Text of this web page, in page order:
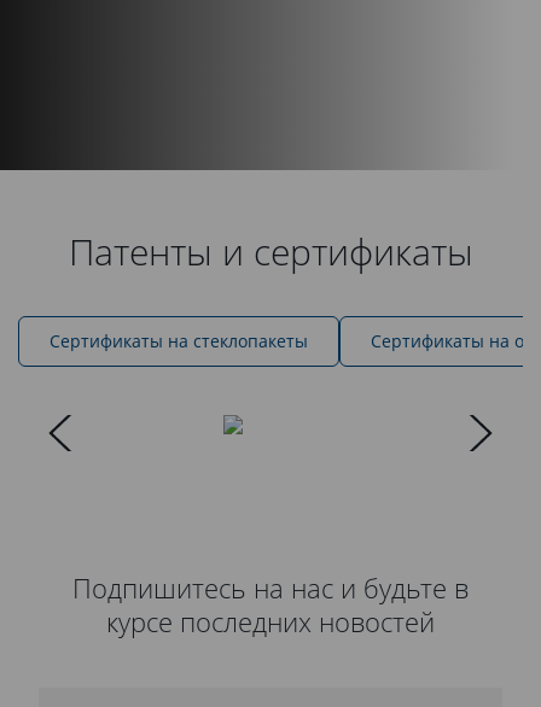
Патенты и сертификаты
Cертификаты на стеклопакеты Сертификаты на
Подпишитесь на нас и будьте в
курсе последних новостей